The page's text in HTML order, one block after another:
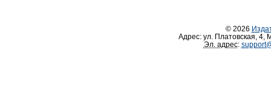
© 2026
Адрес: ул. Платовская, 4
Эл. адрес: